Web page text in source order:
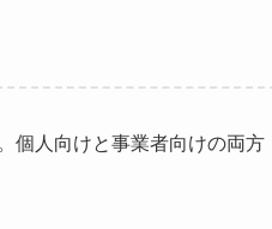
個人向けと事業者向けの両方